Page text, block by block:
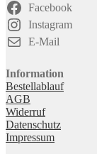
Facebook
Instagram
E-Mail
Information
Bestellablauf
AGB
Widerruf
Datenschutz
Impressum